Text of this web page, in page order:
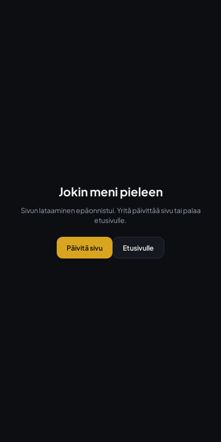
Jokin meni pieleen
Sivun lataaminen epäonnistui. Yritä päivittää sivu tai palaa
etusivulle.
Päivitä sivu Etusivulle